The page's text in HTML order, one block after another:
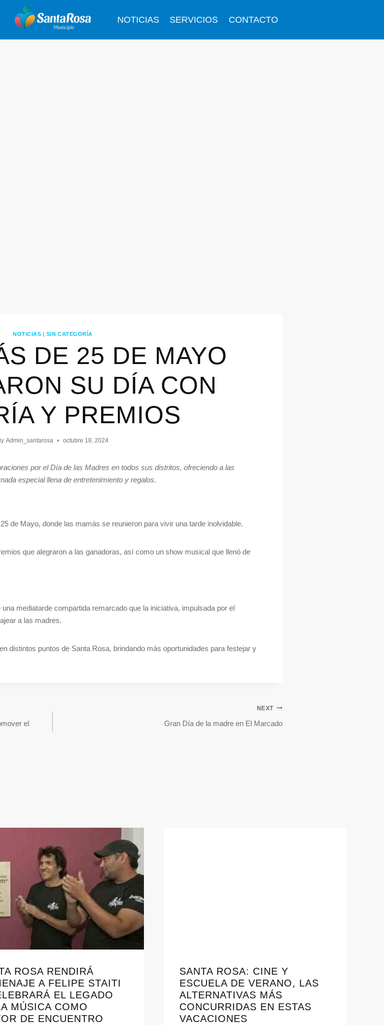
NOTICIAS SERVICIOS CONTACTO
NOTICIAS | SIN CATEGORÍA
DE 25 DE MAYO
SU DÍA CON
Y PREMIOS
Admin_santarosa octubre 18, 2024
por el Día de las Madres en todos sus distritos, ofreciendo a las
especial llena de entretenimiento y regalos.
de Mayo, donde las mamás se reunieron para vivir una tarde inolvidable.
que alegraron a las ganadoras, así como un show musical que llenó de
mediatarde compartida remarcado que la iniciativa, impulsada por el
a las madres.
distintos puntos de Santa Rosa, brindando más oportunidades para festejar y
el
NEXT
Gran Día de la madre en El Marcado
ROSA RENDIRÁ
A FELIPE STAITI
EL LEGADO
MÚSICA COMO
DE ENCUENTRO
SANTA ROSA: CINE Y
ESCUELA DE VERANO, LAS
ALTERNATIVAS MÁS
CONCURRIDAS EN ESTAS
VACACIONES